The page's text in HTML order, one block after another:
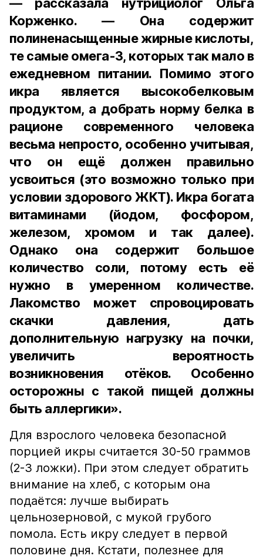
Корженко. — Она содержит
полиненасыщенные жирные кислоты,
те самые омега-3, которых так мало в
ежедневном питании. Помимо этого
икра является высокобелковым
продуктом, а добрать норму белка в
рационе современного человека
весьма непросто, особенно учитывая,
что он ещё должен правильно
усвоиться (это возможно только при
условии здорового ЖКТ). Икра богата
витаминами (йодом, фосфором,
железом, хромом и так далее).
Однако она содержит большое
количество соли, потому есть её
нужно в умеренном количестве.
Лакомство может спровоцировать
скачки давления, дать
дополнительную нагрузку на почки,
увеличить вероятность
возникновения отёков. Особенно
осторожны с такой пищей должны
быть аллергики».
Для взрослого человека безопасной
порцией икры считается 30-50 граммов
(2-3 ложки). При этом следует обратить
внимание на хлеб, с которым она
подаётся: лучше выбирать
цельнозерновой, с мукой грубого
помола. Есть икру следует в первой
половине дня. Кстати, полезнее для